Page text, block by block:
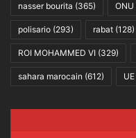
nasser bourita (365) ONU
polisario (293) rabat (128)
ROI MOHAMMED VI (329)
sahara marocain (612) UE